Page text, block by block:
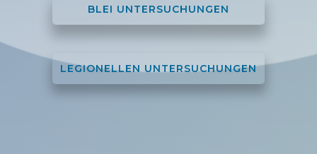
BLEI UNTERSUCHUNGEN
LEGIONELLEN UNTERSUCHUNGEN